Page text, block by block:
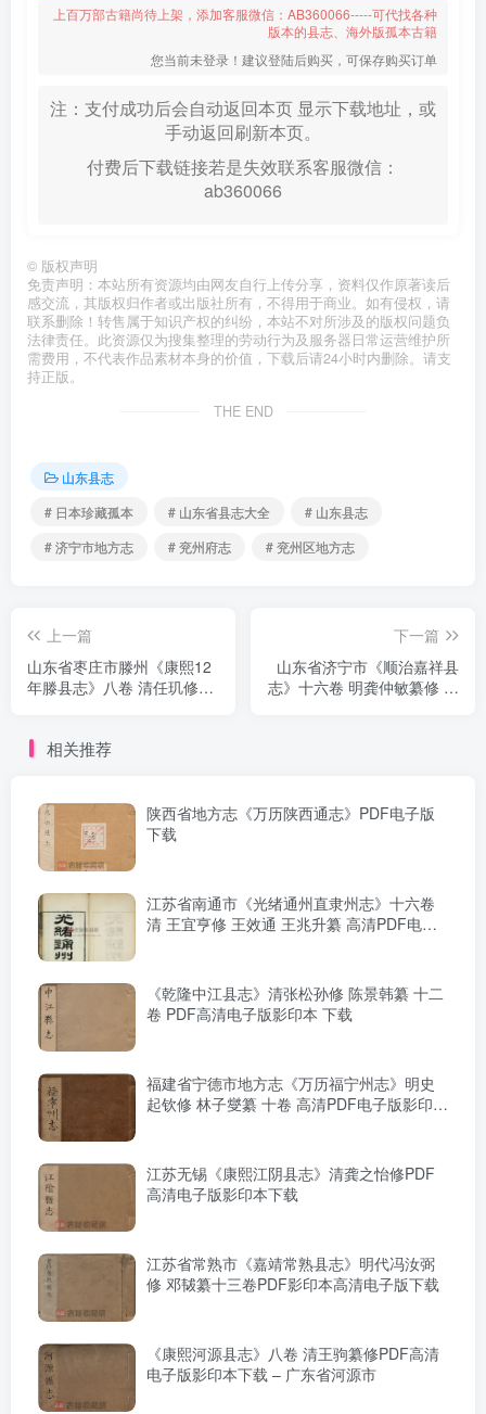
上百万部古籍尚待上架，添加客服微信：AB360066-----可代找各种
版本的县志、海外版孤本古籍
您当前未登录！建议登陆后购买，可保存购买订单
注：支付成功后会自动返回本页 显示下载地址，或
手动返回刷新本页。
付费后下载链接若是失效联系客服微信：
ab360066
© 版权声明
免责声明：本站所有资源均由网友自行上传分享，资料仅作原著读后
感交流，其版权归作者或出版社所有，不得用于商业。如有侵权，请
联系删除！转售属于知识产权的纠纷，本站不对所涉及的版权问题负
法律责任。此资源仅为搜集整理的劳动行为及服务器日常运营维护所
需费用，不代表作品素材本身的价值，下载后请24小时内删除。请支
持正版。
THE END
山东县志
# 日本珍藏孤本
# 山东省县志大全
# 山东县志
# 济宁市地方志
# 兖州府志 # 兖州区地方志
上一篇
山东省枣庄市滕州《康熙12
年滕县志》八卷 清任玑修纂
下一篇
山东省济宁市《顺治嘉祥县
志》十六卷 明龚仲敏纂修 张
相关推荐
陕西省地方志《万历陕西通志》PDF电子版
下载
江苏省南通市《光绪通州直隶州志》十六卷
清 王宜亨修 王效通 王兆升纂 高清PDF电子
《乾隆中江县志》清张松孙修 陈景韩纂 十二
卷 PDF高清电子版影印本 下载
福建省宁德市地方志《万历福宁州志》明史
起钦修 林子燮纂 十卷 高清PDF电子版影印本
江苏无锡《康熙江阴县志》清龚之怡修PDF
高清电子版影印本下载
江苏省常熟市《嘉靖常熟县志》明代冯汝弼
修 邓韨纂十三卷PDF影印本高清电子版下载
《康熙河源县志》八卷 清王驹纂修PDF高清
电子版影印本下载 – 广东省河源市